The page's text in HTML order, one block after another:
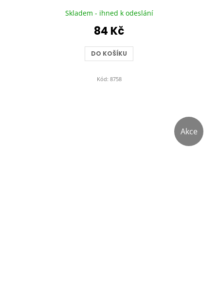
Skladem - ihned k odeslání
84 Kč
DO KOŠÍKU
Kód: 8758
Akce